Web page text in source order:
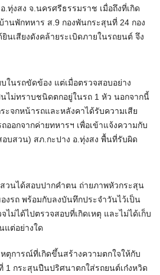
.ทุ่งสง จ.นครศรีธรรมราช เมื่อถึงที่เกิด
นพักทหาร ส.9 กองพันกระสุนที่ 24 กอง
เสียงดังคล้ายระเบิดภายในรถยนต์ จึง
ในรถขัดข้อง แต่เมื่อตรวจสอบอย่าง
ไม่ทราบชนิดตกอยู่ในรถ 1 หัว นอกจากนี้
ะจกหน้ารถและหลังคาได้รับความเสีย
ออกจากค่ายทหารฯ เพื่อเข้าแจ้งความกับ
บสวน) สภ.กะปาง อ.ทุ่งสง พื้นที่รับผิด
วนได้สอบปากคำตน ถ่ายภาพหัวกระสุน
งรถ พร้อมกับลงบันทึกประจำวันไว้เป็น
ม่ได้ไปตรวจสอบที่เกิดเหตุ และไม่ได้เก็บ
แต่อย่างใด
หตุการณ์ที่เกิดขึ้นสร้างความตกใจให้กับ
1 กระสุนปืนปริศนาตกใส่รถยนต์เก๋งหวิด